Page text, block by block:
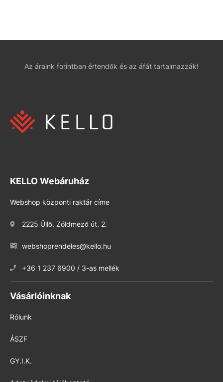
Az áraink forintban értendők és az áfát tartalmazzák!
KELLO Webáruház
Webshop központi raktár címe
2225 Üllő, Zöldmező út. 2.
webshoprendeles@kello.hu
+36 1 237 6900 / 3-as mellék
Vásárlóinknak
Rólunk
ÁSZF
GY.I.K.